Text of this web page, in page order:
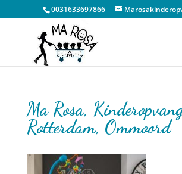
0031633697866
Ma Rosa,
Rotterdam, Ommoord